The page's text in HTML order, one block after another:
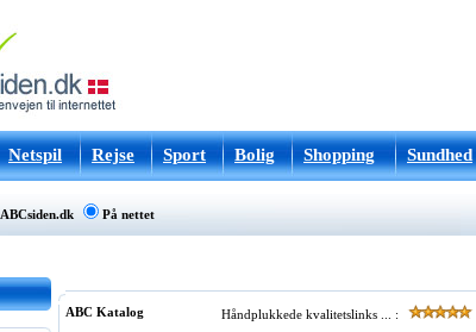
Netspil Rejse Sport Bolig Shopping Sundhed
ABCsiden.dk På nettet
ABC Katalog Håndplukkede kvalitetslinks ... :